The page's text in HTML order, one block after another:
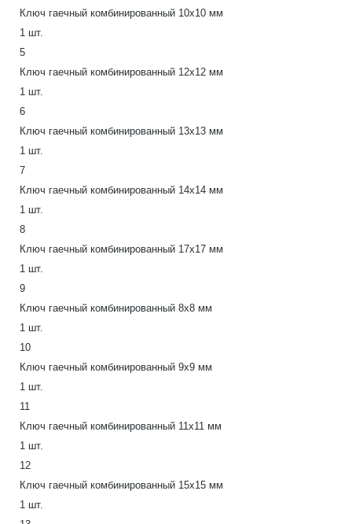
Ключ гаечный комбинированный 10х10 мм
1 шт.
5
Ключ гаечный комбинированный 12х12 мм
1 шт.
6
Ключ гаечный комбинированный 13х13 мм
1 шт.
7
Ключ гаечный комбинированный 14х14 мм
1 шт.
8
Ключ гаечный комбинированный 17х17 мм
1 шт.
9
Ключ гаечный комбинированный 8х8 мм
1 шт.
10
Ключ гаечный комбинированный 9х9 мм
1 шт.
11
Ключ гаечный комбинированный 11х11 мм
1 шт.
12
Ключ гаечный комбинированный 15х15 мм
1 шт.